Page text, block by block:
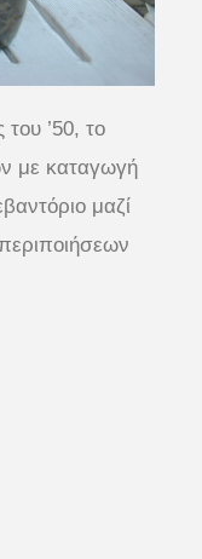
’50, το
με καταγωγή
μαζί